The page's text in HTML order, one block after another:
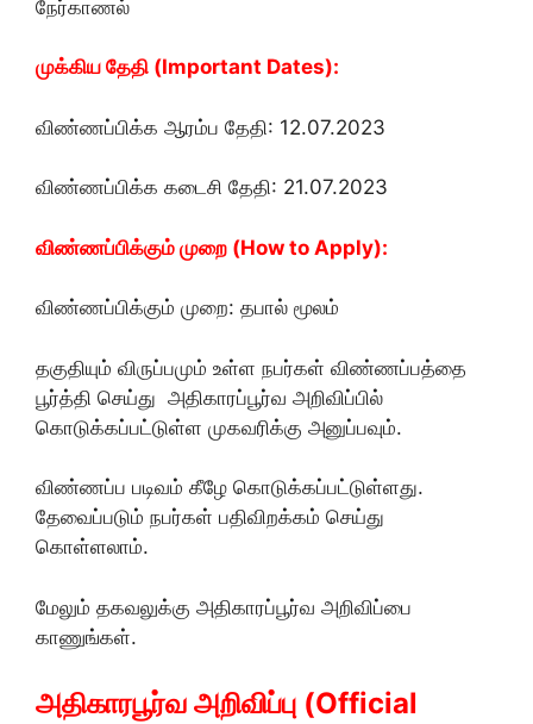
நேர்காணல்
முக்கிய தேதி (Important Dates):
விண்ணப்பிக்க ஆரம்ப தேதி: 12.07.2023
விண்ணப்பிக்க கடைசி தேதி: 21.07.2023
விண்ணப்பிக்கும் முறை (How to Apply):
விண்ணப்பிக்கும் முறை: தபால் மூலம்
தகுதியும் விருப்பமும் உள்ள நபர்கள் விண்ணப்பத்தை
பூர்த்தி செய்து அதிகாரப்பூர்வ அறிவிப்பில்
கொடுக்கப்பட்டுள்ள முகவரிக்கு அனுப்பவும்.
விண்ணப்ப படிவம் கீழே கொடுக்கப்பட்டுள்ளது.
தேவைப்படும் நபர்கள் பதிவிறக்கம் செய்து
கொள்ளலாம்.
மேலும் தகவலுக்கு அதிகாரப்பூர்வ அறிவிப்பை
காணுங்கள்.
அதிகாரபூர்வ அறிவிப்பு (Official